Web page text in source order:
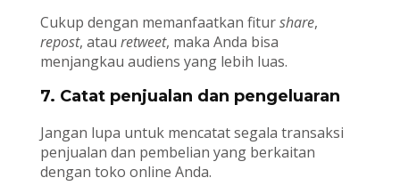
Cukup dengan memanfaatkan fiturshare,
repost, atau retweet, maka Anda bisa
menjangkau audiens yang lebih luas.
7. Catat penjualan dan pengeluaran
Jangan lupa untuk mencatat segala transaksi
penjualan dan pembelian yang berkaitan
dengan toko online Anda.